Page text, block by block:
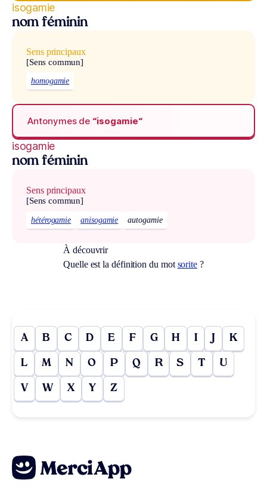
isogamie
nom féminin
Sens principaux
[Sens commun]
homogamie
Antonymes de “isogamie“
isogamie
nom féminin
Sens principaux
[Sens commun]
hétérogamie anisogamie autogamie
À découvrir
Quelle est la définition du mot sorite ?
A B C D E F G H I J K
L M N O P Q R S T U
V W X Y Z